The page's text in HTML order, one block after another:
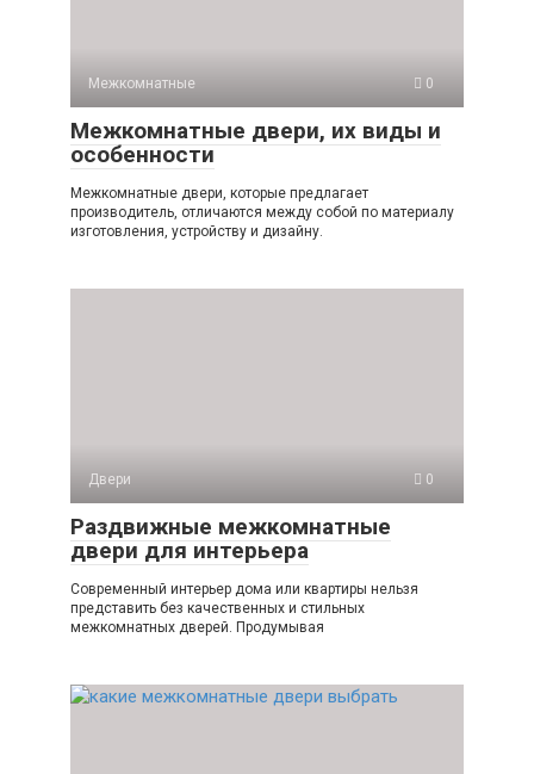
Межкомнатные 0
Межкомнатные двери, их виды и
особенности
Межкомнатные двери, которые предлагает
производитель, отличаются между собой по материалу
изготовления, устройству и дизайну.
Двери 0
Раздвижные межкомнатные
двери для интерьера
Современный интерьер дома или квартиры нельзя
представить без качественных и стильных
межкомнатных дверей. Продумывая